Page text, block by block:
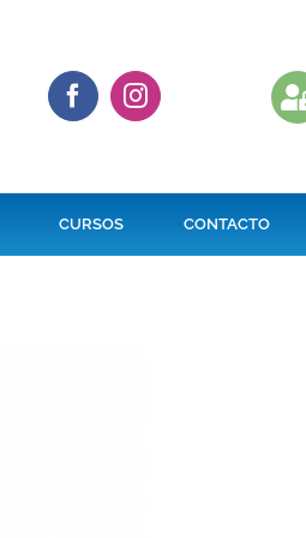
CURSOS CONTACTO